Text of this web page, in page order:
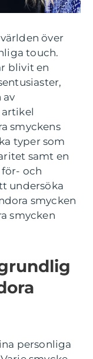
över
touch.
blivit en
av
smyckens
typer som
samt en
och
undersöka
smycken
smycken
personliga